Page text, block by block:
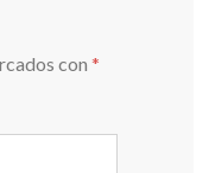
con *